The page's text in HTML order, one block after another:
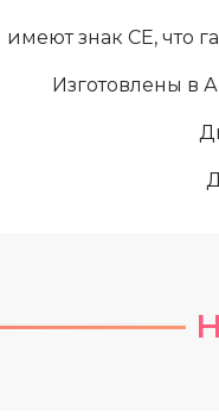
имеют знак CE, что
Изготовлены в